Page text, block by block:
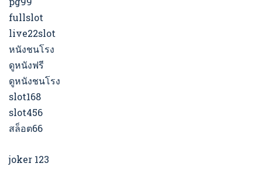
fullslot
live22slot
หนังชนโรง
ดูหนังฟรี
ดูหนังชนโรง
slot168
slot456
สล็อต66
joker 123